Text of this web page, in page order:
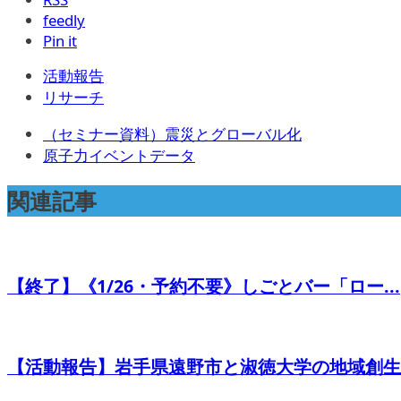
feedly
Pin it
活動報告
リサーチ
（セミナー資料）震災とグローバル化
原子力イベントデータ
関連記事
【終了】《1/26・予約不要》しごとバー「ロー...
【活動報告】岩手県遠野市と淑徳大学の地域創